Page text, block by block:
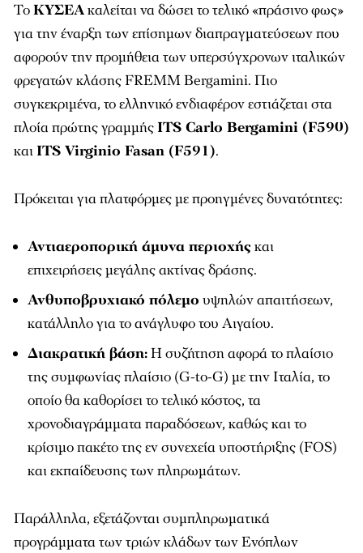
ΤοΚΥΣΕΑκαλείται να δώσει το τελικό «πράσινο φως»
για την έναρξη των επίσημων διαπραγματεύσεων που
αφορούν την προμήθεια των υπερσύγχρονων ιταλικών
φρεγατών κλάσης FREMM Bergamini. Πιο
συγκεκριμένα, το ελληνικό ενδιαφέρον εστιάζεται στα
πλοία πρώτης γραμμής ITS Carlo Bergamini (F590)
και ITS Virginio Fasan (F591).
Πρόκειται για πλατφόρμες με προηγμένες δυνατότητες:
Αντιαεροπορική άμυνα περιοχήςκαι
επιχειρήσεις μεγάλης ακτίνας δράσης.
Ανθυποβρυχιακό πόλεμο υψηλών απαιτήσεων,
κατάλληλο για το ανάγλυφο του Αιγαίου.
Διακρατική βάση:Η συζήτηση αφορά το πλαίσιο
της συμφωνίας πλαίσιο (G-to-G) με την Ιταλία, το
οποίο θα καθορίσει το τελικό κόστος, τα
χρονοδιαγράμματα παραδόσεων, καθώς και το
κρίσιμο πακέτο της εν συνεχεία υποστήριξης (FOS)
και εκπαίδευσης των πληρωμάτων.
Παράλληλα, εξετάζονται συμπληρωματικά
προγράμματα των τριών κλάδων των Ενόπλων